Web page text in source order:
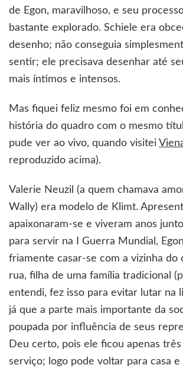
de Egon, maravilhoso, e seu
bastante explorado. Schiele era
desenho; não conseguia
sentir; ele precisava desenhar até
mais íntimos e intensos.
Mas fiquei feliz mesmo foi em
história do quadro com o mesmo
pude ver ao vivo, quando visitei
reproduzido acima).
Valerie Neuzil (a quem chamava
Wally) era modelo de Klimt.
apaixonaram-se e viveram anos
para servir na I Guerra Mundial,
friamente casar-se com a vizinha do
rua, filha de uma família tradicional
entendi, fez isso para evitar lutar na
já que a parte mais importante da
poupada por influência de seus
Deu certo, pois ele ficou apenas
serviço; logo pode voltar para casa